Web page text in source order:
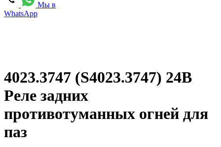
Мы в
WhatsApp
4023.3747 (S4023.3747) 24В
Реле задних
противотуманных огней для
паз